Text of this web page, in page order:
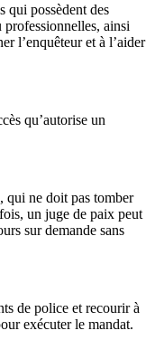
qui possèdent des
professionnelles, ainsi
l’enquêteur et à l’aider
qu’autorise un
qui ne doit pas tomber
un juge de paix peut
sur demande sans
de police et recourir à
exécuter le mandat.